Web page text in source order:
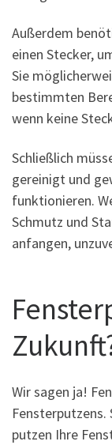
Außerdem
einen Stecker,
Sie
bestimmten
wenn keine
Schließlich
gereinigt und
funktionieren.
Schmutz und
anfangen,
Wir sagen ja!
Fensterputzens.
putzen Ihre